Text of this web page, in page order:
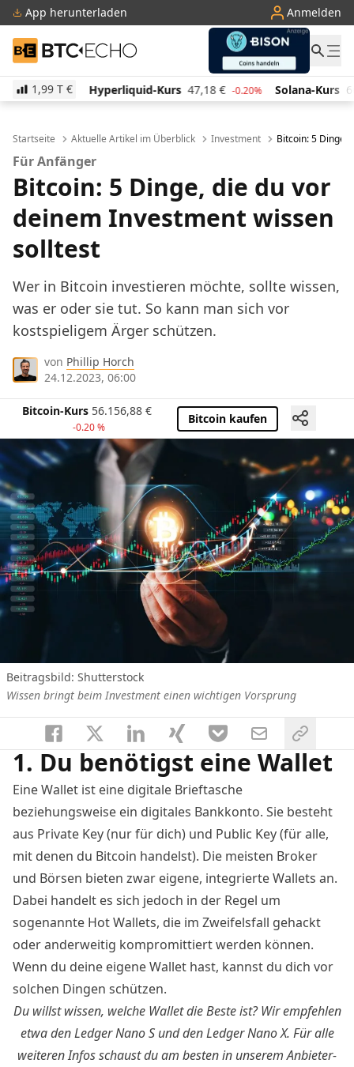
App herunterladen Anmelden
BTC-ECHO
1,99 T €
Hyperliquid-Kurs 47,18 € -0.20% Solana-Kurs 66,06 € 2.10%
Startseite Aktuelle Artikel im Überblick Investment Bitcoin: 5 Dinge,
Für Anfänger
Bitcoin: 5 Dinge, die du vor
deinem Investment wissen
solltest
Wer in Bitcoin investieren möchte, sollte wissen,
was er oder sie tut. So kann man sich vor
kostspieligem Ärger schützen.
von Phillip Horch
24.12.2023, 06:00
Bitcoin-Kurs 56.156,88 €
-0.20 %
Bitcoin kaufen
Beitragsbild: Shutterstock
Wissen bringt beim Investment einen wichtigen Vorsprung
1. Du benötigst eine Wallet
Eine Wallet ist eine digitale Brieftasche
beziehungsweise ein digitales Bankkonto. Sie besteht
aus Private Key (nur für dich) und Public Key (für alle,
mit denen du Bitcoin handelst). Die meisten Broker
und Börsen bieten zwar eigene, integrierte Wallets an.
Dabei handelt es sich jedoch in der Regel um
sogenannte Hot Wallets, die im Zweifelsfall gehackt
oder anderweitig kompromittiert werden können.
Wenn du deine eigene Wallet hast, kannst du dich vor
solchen Dingen schützen.
Du willst wissen, welche Wallet die Beste ist? Wir empfehlen
etwa denLedger Nano Sund denLedger Nano X. Für alle
weiteren Infos schaust du am besten in unseremAnbieter-